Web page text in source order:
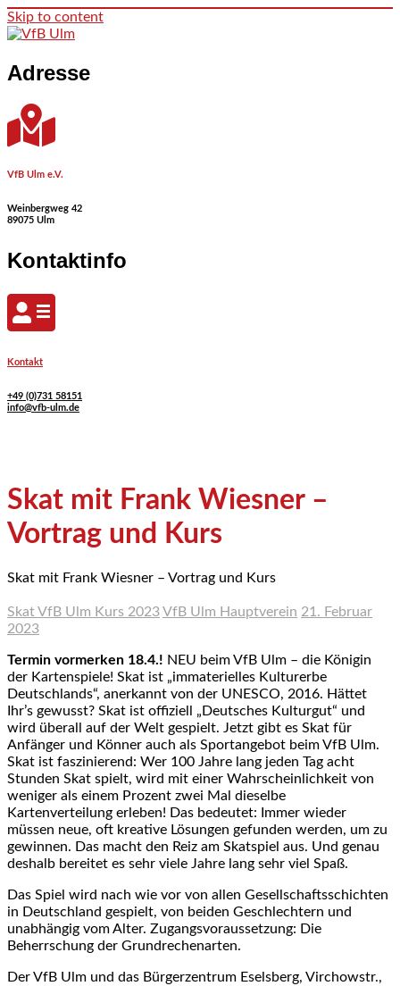
Skip to content
Adresse
VfB Ulm e.V.
Weinbergweg 42
89075 Ulm
Kontaktinfo
Kontakt
+49 (0)731 58151
info@vfb-ulm.de
Skat mit Frank Wiesner –
Vortrag und Kurs
Skat mit Frank Wiesner – Vortrag und Kurs
Skat VfB Ulm Kurs 2023VfB Ulm Hauptverein 21. Februar
2023
Termin vormerken 18.4.! NEU beim VfB Ulm – die Königin
der Kartenspiele! Skat ist „immaterielles Kulturerbe
Deutschlands“, anerkannt von der UNESCO, 2016. Hättet
Ihr’s gewusst? Skat ist offiziell „Deutsches Kulturgut“ und
wird überall auf der Welt gespielt. Jetzt gibt es Skat für
Anfänger und Könner auch als Sportangebot beim VfB Ulm.
Skat ist faszinierend: Wer 100 Jahre lang jeden Tag acht
Stunden Skat spielt, wird mit einer Wahrscheinlichkeit von
weniger als einem Prozent zwei Mal dieselbe
Kartenverteilung erleben! Das bedeutet: Immer wieder
müssen neue, oft kreative Lösungen gefunden werden, um zu
gewinnen. Das macht den Reiz am Skatspiel aus. Und genau
deshalb bereitet es sehr viele Jahre lang sehr viel Spaß.
Das Spiel wird nach wie vor von allen Gesellschaftsschichten
in Deutschland gespielt, von beiden Geschlechtern und
unabhängig vom Alter. Zugangsvoraussetzung: Die
Beherrschung der Grundrechenarten.
Der VfB Ulm und das Bürgerzentrum Eselsberg, Virchowstr.,